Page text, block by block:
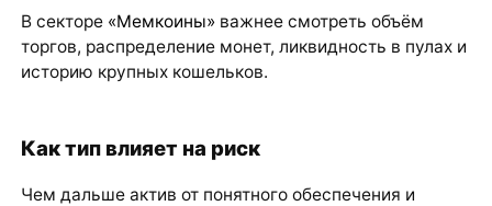
В секторе «Мемкоины»важнее смотреть объём
торгов, распределение монет, ликвидность в пулах и
историю крупных кошельков.
Как тип влияет на риск
Чем дальше актив от понятного обеспечения и